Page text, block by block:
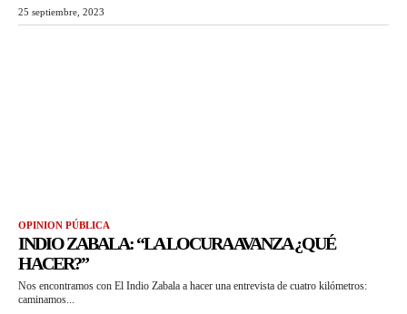
25 septiembre, 2023
OPINION PÚBLICA
INDIO ZABALA: “LA LOCURA AVANZA ¿QUÉ
HACER?”
Nos encontramos con El Indio Zabala a hacer una entrevista de cuatro kilómetros:
caminamos...